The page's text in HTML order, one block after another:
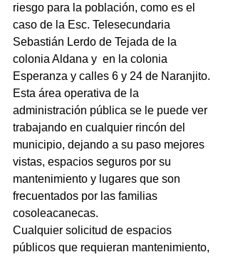
riesgo para la población, como es el
caso de la Esc. Telesecundaria
Sebastián Lerdo de Tejada de la
colonia Aldana y  en la colonia
Esperanza y calles 6 y 24 de Naranjito.
Esta área operativa de la
administración pública se le puede ver
trabajando en cualquier rincón del
municipio, dejando a su paso mejores
vistas, espacios seguros por su
mantenimiento y lugares que son
frecuentados por las familias
cosoleacanecas.
Cualquier solicitud de espacios
públicos que requieran mantenimiento,